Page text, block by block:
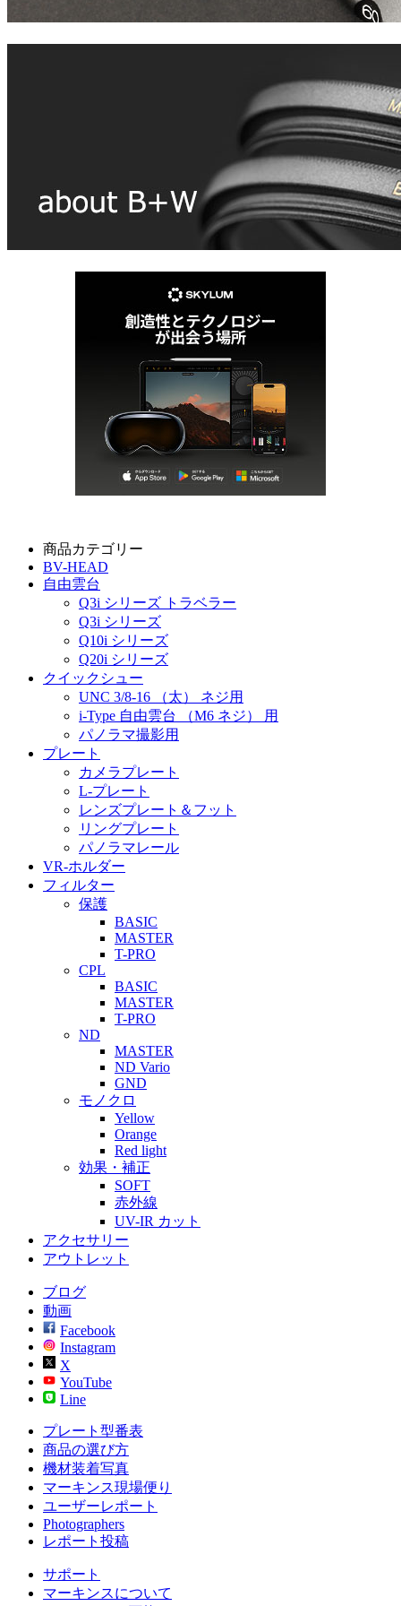
商品カテゴリー
BV-HEAD
自由雲台
Q3i シリーズ トラベラー
Q3i シリーズ
Q10i シリーズ
Q20i シリーズ
クイックシュー
UNC 3/8-16 （太） ネジ用
i-Type 自由雲台 （M6 ネジ） 用
パノラマ撮影用
プレート
カメラプレート
L-プレート
レンズプレート＆フット
リングプレート
パノラマレール
VR-ホルダー
フィルター
保護
BASIC
MASTER
T-PRO
CPL
BASIC
MASTER
T-PRO
ND
MASTER
ND Vario
GND
モノクロ
Yellow
Orange
Red light
効果・補正
SOFT
赤外線
UV-IR カット
アクセサリー
アウトレット
ブログ
動画
Facebook
Instagram
X
YouTube
Line
プレート型番表
商品の選び方
機材装着写真
マーキンス現場便り
ユーザーレポート
Photographers
レポート投稿
サポート
マーキンスについて